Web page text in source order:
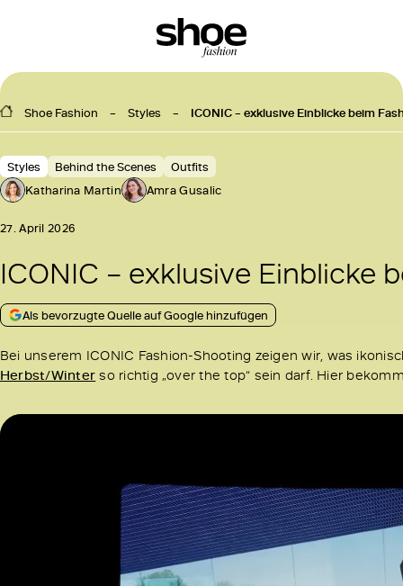
Shoe Fashion Styles ICONIC – exklusive Einblicke beim
Styles Behind the Scenes
Outfits
Katharina Martin
Amra Gusalic
27. April 2026
ICONIC – exklusive Einblicke
Als bevorzugte Quelle auf Google hinzufügen
Bei unserem ICONIC Fashion-Shooting zeigen wir, was
Herbst/Winter so richtig „over the top“ sein darf. Hier